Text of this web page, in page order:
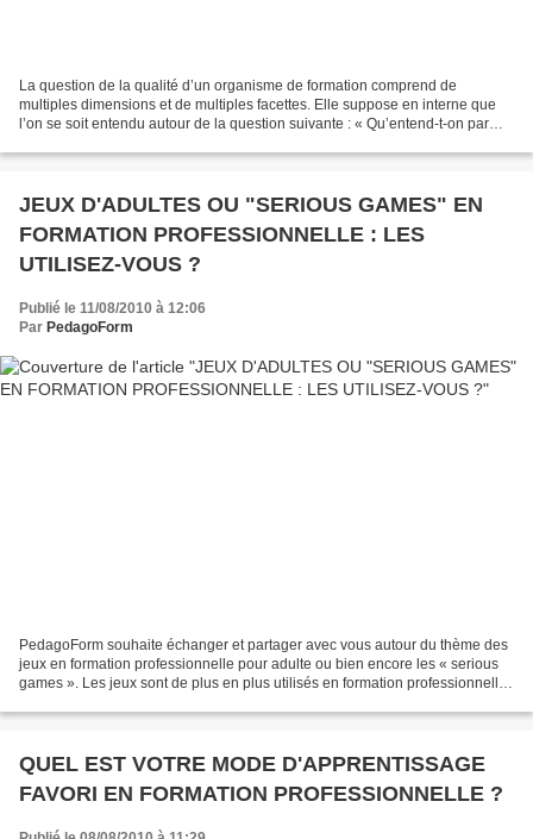
La question de la qualité d’un organisme de formation comprend de
multiples dimensions et de multiples facettes. Elle suppose en interne que
l’on se soit entendu autour de la question suivante : « Qu’entend-t-on par
JEUX D'ADULTES OU "SERIOUS GAMES" EN
FORMATION PROFESSIONNELLE : LES
UTILISEZ-VOUS ?
Publié le 11/08/2010 à 12:06
Par PedagoForm
PedagoForm souhaite échanger et partager avec vous autour du thème des
jeux en formation professionnelle pour adulte ou bien encore les « serious
games ». Les jeux sont de plus en plus utilisés en formation professionnelle.
QUEL EST VOTRE MODE D'APPRENTISSAGE
FAVORI EN FORMATION PROFESSIONNELLE ?